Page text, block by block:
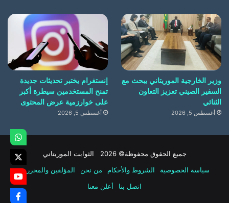
وزير الخارجية الموريتاني يبحث مع
السفير الصيني تعزيز التعاون
الثنائي
أغسطس 5, 2026
إنستغرام يختبر تحديثات جديدة
تمنح المستخدمين سيطرة أكبر
على خوارزمية عرض المحتوى
أغسطس 5, 2026
جميع الحقوق محفوظة© 2026 الثوابت الموريتاني
سياسة الخصوصية
الشروط والأحكام من نحن
المؤلفين والمحررين
اتصل بنا
أعلن معنا